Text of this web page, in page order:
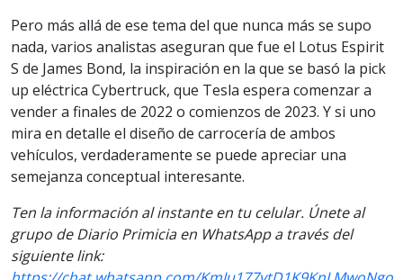
Pero más allá de ese tema del que nunca más se supo
nada, varios analistas aseguran que fue el Lotus Espirit
S de James Bond, la inspiración en la que se basó la pick
up eléctrica Cybertruck, que Tesla espera comenzar a
vender a finales de 2022 o comienzos de 2023. Y si uno
mira en detalle el diseño de carrocería de ambos
vehículos, verdaderamente se puede apreciar una
semejanza conceptual interesante.
Ten la información al instante en tu celular. Únete al
grupo de Diario Primicia en WhatsApp a través del
siguiente link: